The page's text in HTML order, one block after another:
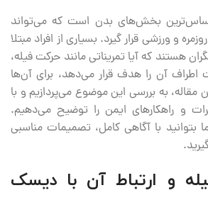
بخش‌های بدن است که می‌تواند
و ورزشی قرار گیرد. بسیاری از افراد مبتلا
هستند که آیا تمریناتی مانند حرکت فیله،
اطراف آن را هدف قرار می‌دهد، برای آن‌ها
به بررسی این موضوع می‌پردازیم و با
و راهکارهای ایمن را توضیح می‌دهیم.
با آگاهی کامل، تصمیمات مناسبی
و ارتباط آن با دیسک